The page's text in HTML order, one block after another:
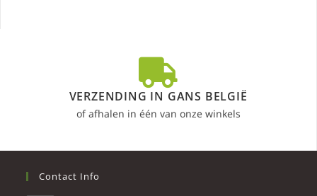
VERZENDING IN GANS BELGIË
of afhalen in één van onze winkels
Contact Info